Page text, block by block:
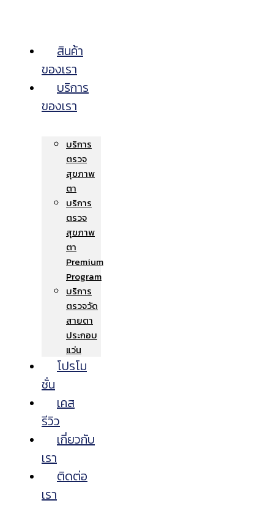
สินค้า
ของเรา
บริการ
ของเรา
บริการ
ตรวจ
สุขภาพ
ตา
บริการ
ตรวจ
สุขภาพ
ตา
Premium
Program
บริการ
ตรวจวัด
สายตา
ประกอบ
แว่น
โปรโม
ชั่น
เคส
รีวิว
เกี่ยวกับ
เรา
ติดต่อ
เรา